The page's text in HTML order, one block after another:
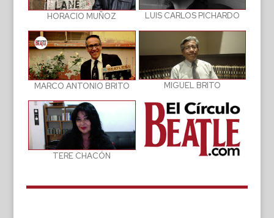
HORACIO MUÑOZ LUIS CARLOS PICHARDO
MARCO ANTONIO BRITO MIGUEL BRITO
TERE CHACÓN